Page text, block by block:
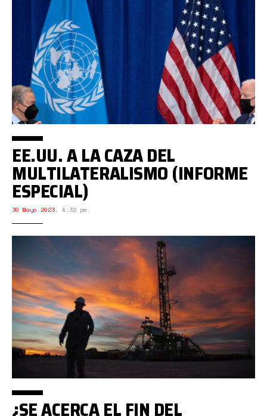
EE.UU. A LA CAZA DEL
MULTILATERALISMO (INFORME
ESPECIAL)
30 Mayo 2023, 4:32 pm.
¿SE ACERCA EL FIN DEL